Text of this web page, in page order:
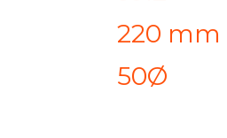
220 mm
50Ø